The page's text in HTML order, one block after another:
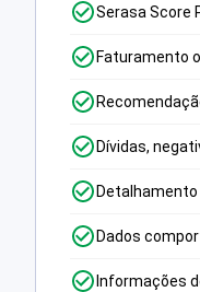
Serasa Score
Faturamento
Dívidas,
Dados
Informações